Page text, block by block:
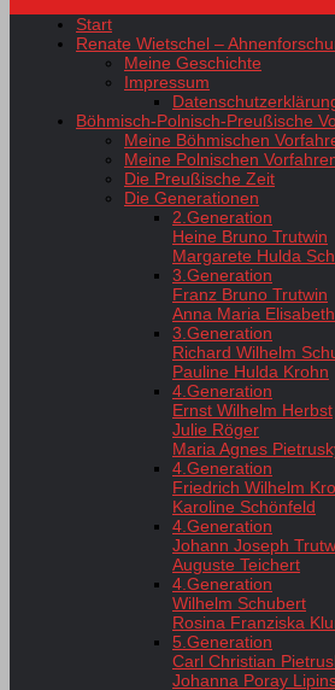
Start
Renate Wietschel –
Meine Geschichte
Impressum
Böhmisch-Polnisch-Preußische
Meine Böhmischen
Meine Polnischen
Die Preußische Zeit
Die Generationen
2.Generation
Heine Bruno Trutwin
Margarete Hulda
3.Generation
Franz Bruno Trutwin
Anna Maria
3.Generation
Richard Wilhelm
Pauline Hulda Krohn
4.Generation
Ernst Wilhelm Herbst
Julie Röger
Maria Agnes
4.Generation
Friedrich Wilhelm
Karoline Schönfeld
4.Generation
Johann Joseph
Auguste Teichert
4.Generation
Wilhelm Schubert
Rosina Franziska
5.Generation
Carl Christian
Johanna Poray